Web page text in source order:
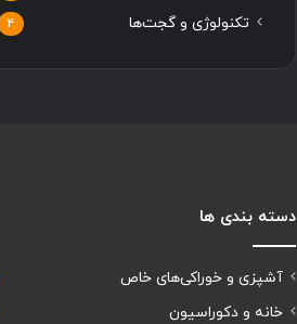
تکنولوژی و گجت‌ها 4
دسته بندی ها
آشپزی و خوراکی‌های خاص
خانه و دکوراسیون